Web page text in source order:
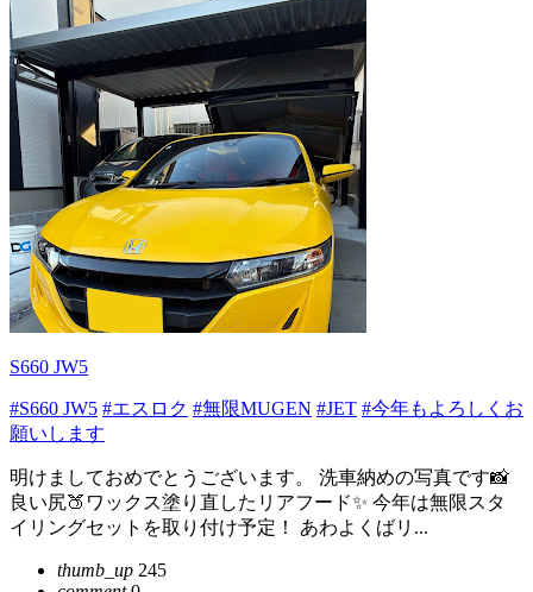
S660 JW5
#S660 JW5 #エスロク #無限MUGEN #JET #今年もよろしくお
願いします
明けましておめでとうございます。 洗車納めの写真です📸
良い尻🍑ワックス塗り直したリアフード✨ 今年は無限スタ
イリングセットを取り付け予定！ あわよくばリ...
thumb_up 245